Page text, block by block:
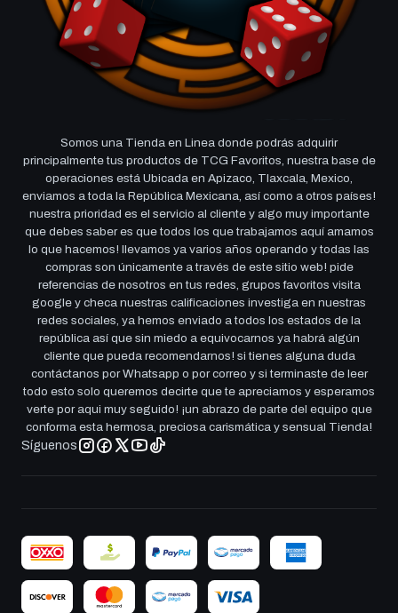
Somos una Tienda en Linea donde podrás adquirir
principalmente tus productos de TCG Favoritos, nuestra base de
operaciones está Ubicada en Apizaco, Tlaxcala, Mexico,
enviamos a toda la República Mexicana, así como a otros países!
nuestra prioridad es el servicio al cliente y algo muy importante
que debes saber es que todos los que trabajamos aquí amamos
lo que hacemos! llevamos ya varios años operando y todas las
compras son únicamente a través de este sitio web! pide
referencias de nosotros en tus redes, grupos favoritos visita
google y checa nuestras calificaciones investiga en nuestras
redes sociales, ya hemos enviado a todos los estados de la
república así que sin miedo a equivocarnos ya habrá algún
cliente que pueda recomendarnos! si tienes alguna duda
contáctanos por Whatsapp o por correo y si terminaste de leer
todo esto solo queremos decirte que te apreciamos y esperamos
verte por aqui muy seguido! ¡un abrazo de parte del equipo que
conforma esta hermosa, preciosa carismática y sensual Tienda!
Síguenos